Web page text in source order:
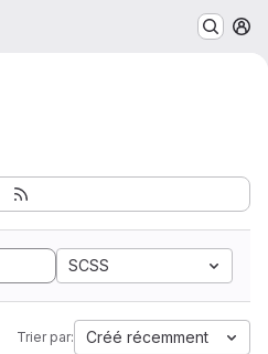
SCSS
Trier par: Créé récemment